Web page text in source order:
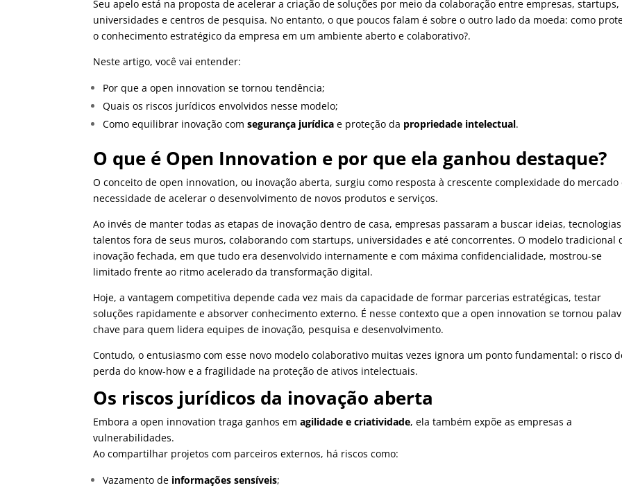
Seu apelo está na proposta de acelerar a criação de soluções por meio da colaboração entre empresas, startups,
universidades e centros de pesquisa. No entanto, o que poucos falam é sobre o outro lado da moeda: como
o conhecimento estratégico da empresa em um ambiente aberto e colaborativo?.
Neste artigo, você vai entender:
Por que a open innovation se tornou tendência;
Quais os riscos jurídicos envolvidos nesse modelo;
Como equilibrar inovação comsegurança jurídica e proteção da propriedade intelectual.
O que é Open Innovation e por que ela ganhou destaque?
O conceito de open innovation, ou inovação aberta, surgiu como resposta à crescente complexidade do mercado
necessidade de acelerar o desenvolvimento de novos produtos e serviços.
Ao invés de manter todas as etapas de inovação dentro de casa, empresas passaram a buscar ideias,
talentos fora de seus muros, colaborando com startups, universidades e até concorrentes.O modelo tradicional
inovação fechada, em que tudo era desenvolvido internamente e com máxima confidencialidade, mostrou-se
limitado frente ao ritmo acelerado da transformação digital.
Hoje, a vantagem competitiva depende cada vez mais da capacidade de formar parcerias estratégicas, testar
soluções rapidamente e absorver conhecimento externo. É nesse contexto que a open innovation se tornou
chave para quem lidera equipes de inovação, pesquisa e desenvolvimento.
Contudo, o entusiasmo com esse novo modelo colaborativo muitas vezes ignora um ponto fundamental: o risco
perda do know-how e a fragilidade na proteção de ativos intelectuais.
Os riscos jurídicos da inovação aberta
Embora a open innovation traga ganhos emagilidade e criatividade, ela também expõe as empresas a
vulnerabilidades.
Ao compartilhar projetos com parceiros externos, há riscos como:
Vazamento de informações sensíveis;